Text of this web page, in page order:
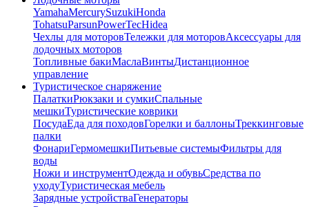
YamahaMercurySuzukiHonda
TohatsuParsunPowerTecHidea
Чехлы для моторовТележки для моторовАксессуары для
лодочных моторов
Топливные бакиМаслаВинтыДистанционное
управление
Туристическое снаряжение
ПалаткиРюкзаки и сумкиСпальные
мешкиТуристические коврики
ПосудаЕда для походовГорелки и баллоныТреккинговые
палки
ФонариГермомешкиПитьевые системыФильтры для
воды
Ножи и инструментОдежда и обувьСредства по
уходуТуристическая мебель
Зарядные устройстваГенераторы